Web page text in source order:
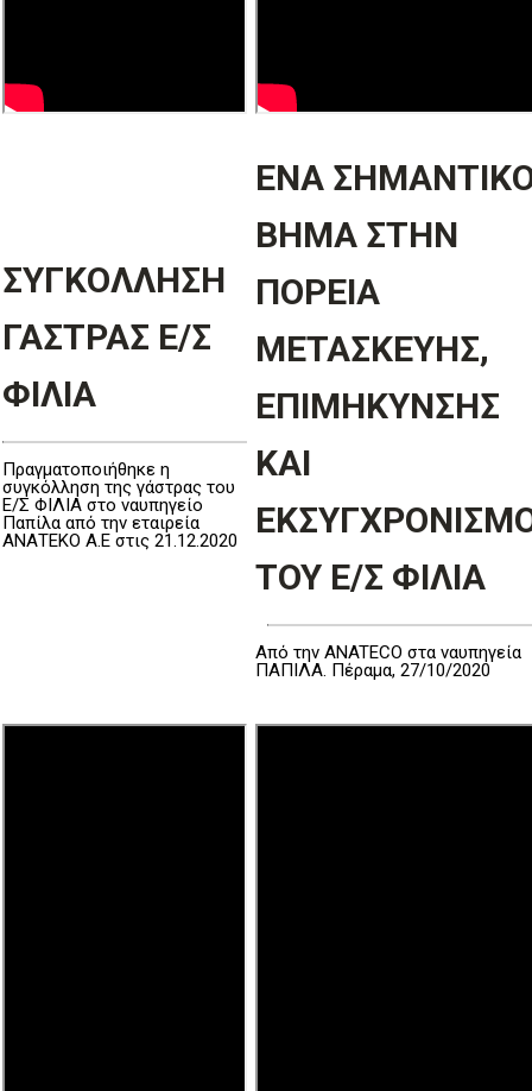
ΣΥΓΚΟΛΛΗΣΗ
ΓΑΣΤΡΑΣ Ε/Σ
ΦΙΛΙΑ
Πραγματοποιήθηκε η
συγκόλληση της γάστρας του
Ε/Σ ΦΙΛΙΑ στο ναυπηγείο
Παπίλα από την εταιρεία
ΑΝΑΤΕΚΟ Α.Ε στις 21.12.2020
ΕΝΑ
ΒΗΜΑ ΣΤΗΝ
ΠΟΡΕΙΑ
ΜΕΤΑΣΚΕΥΗΣ,
ΕΠΙΜΗΚΥΝΣΗΣ
ΚΑΙ
ΤΟΥ Ε/Σ ΦΙΛΙΑ
Από την ANATECO στα ναυπηγεία
ΠΑΠΙΛΑ. Πέραμα, 27/10/2020